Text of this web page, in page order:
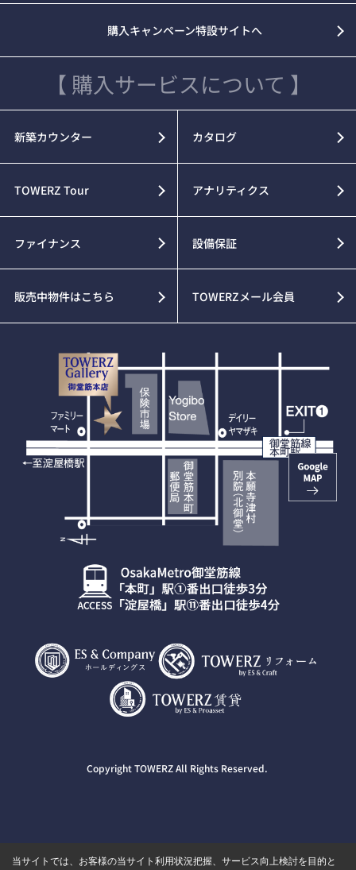
購入キャンペーン特設サイトへ
【 購入サービスについて 】
新築カウンター カタログ
TOWERZ Tour アナリティクス
ファイナンス 設備保証
販売中物件はこちら TOWERZメール会員
Copyright TOWERZ All Rights Reserved.
当サイトでは、お客様の当サイト利用状況把握、サービス向上検討を目的と